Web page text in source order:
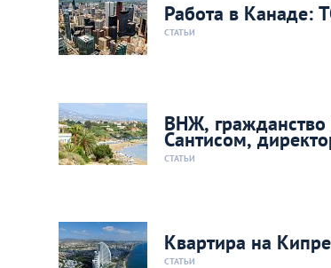
Работа в Канаде:
СТАТЬИ
ВНЖ,
Сантисом,
СТАТЬИ
Квартира на
СТАТЬИ